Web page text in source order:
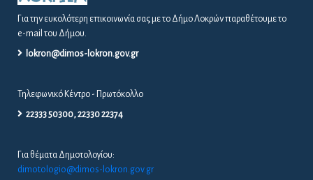
Για την ευκολότερη επικοινωνία σας με το Δήμο Λοκρών παραθέτουμε το
e-mail του Δήμου.
lokron@dimos-lokron.gov.gr
Τηλεφωνικό Κέντρο - Πρωτόκολλο
22333 50300, 22330 22374
Για θέματα Δημοτολογίου:
dimotologio@dimos-lokron.gov.gr